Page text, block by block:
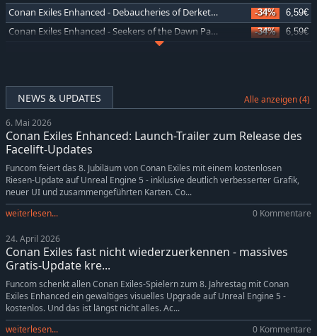
Conan Exiles Enhanced - Debaucheries of Derketo Pack -34% 6,59€
Conan Exiles Enhanced - Seekers of the Dawn Pack -34% 6,59€
Conan Exiles Enhanced - Architects of Argos Pack
Conan Exiles Enhanced: Isle of Siptah -35% 12,95€
Conan Exiles Enhanced - Jewel of the West Pack
Conan Exiles Enhanced - The Imperial East Pack
NEWS & UPDATES Alle anzeigen (4)
6. Mai 2026
Conan Exiles Enhanced: Launch-Trailer zum Release des
Facelift-Updates
Funcom feiert das 8. Jubiläum von Conan Exiles mit einem kostenlosen
Riesen-Update auf Unreal Engine 5 - inklusive deutlich verbesserter Grafik,
neuer UI und zusammengeführten Karten. Co...
weiterlesen...
0 Kommentare
24. April 2026
Conan Exiles fast nicht wiederzuerkennen - massives
Gratis-Update kre...
Funcom schenkt allen Conan Exiles-Spielern zum 8. Jahrestag mit Conan
Exiles Enhanced ein gewaltiges visuelles Upgrade auf Unreal Engine 5 -
kostenlos. Und das ist längst nicht alles. Ac...
weiterlesen...
0 Kommentare